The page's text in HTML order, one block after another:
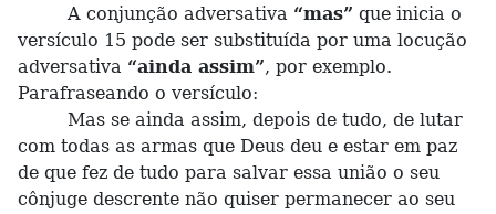
A conjunção adversativa “mas” que inicia o
versículo 15 pode ser substituída por uma locução
adversativa “ainda assim”, por exemplo.
Parafraseando o versículo:
Mas se ainda assim, depois de tudo, de lutar
com todas as armas que Deus deu e estar em paz
de que fez de tudo para salvar essa união o seu
cônjuge descrente não quiser permanecer ao seu